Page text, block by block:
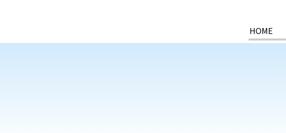
HOME